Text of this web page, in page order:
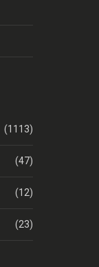
(1113)
(47)
(12)
(23)